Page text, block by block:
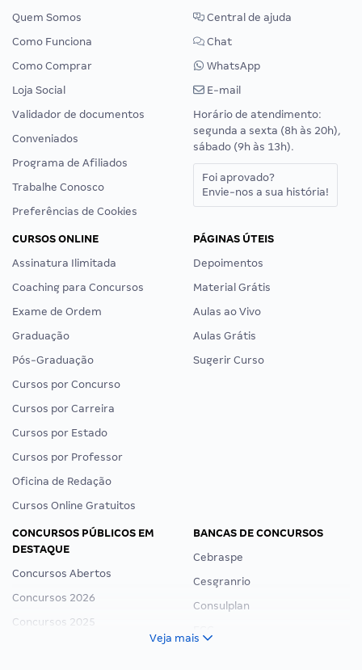
Quem Somos
Como Funciona
Como Comprar
Loja Social
Validador de documentos
Conveniados
Programa de Afiliados
Trabalhe Conosco
Preferências de Cookies
Central de ajuda
Chat
WhatsApp
E-mail
Horário de atendimento:
segunda a sexta (8h às 20h),
sábado (9h às 13h).
Foi aprovado?
Envie-nos a sua história!
CURSOS ONLINE
Assinatura Ilimitada
Coaching para Concursos
Exame de Ordem
Graduação
Pós-Graduação
Cursos por Concurso
Cursos por Carreira
Cursos por Estado
Cursos por Professor
Oficina de Redação
Cursos Online Gratuitos
PÁGINAS ÚTEIS
Depoimentos
Material Grátis
Aulas ao Vivo
Aulas Grátis
Sugerir Curso
CONCURSOS PÚBLICOS EM
DESTAQUE
Concursos Abertos
Concursos 2026
Concursos 2025
BANCAS DE CONCURSOS
Cebraspe
Cesgranrio
Consulplan
Veja mais